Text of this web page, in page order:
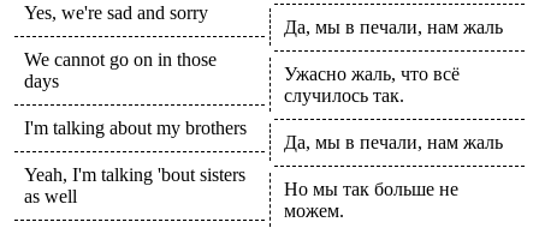
Yes, we're sad and sorry
We cannot go on in those
days
I'm talking about my brothers
Yeah, I'm talking 'bout sisters
as well
Да, мы в печали, нам жаль
Ужасно жаль, что всё
случилось так.
Да, мы в печали, нам жаль
Но мы так больше не
можем.